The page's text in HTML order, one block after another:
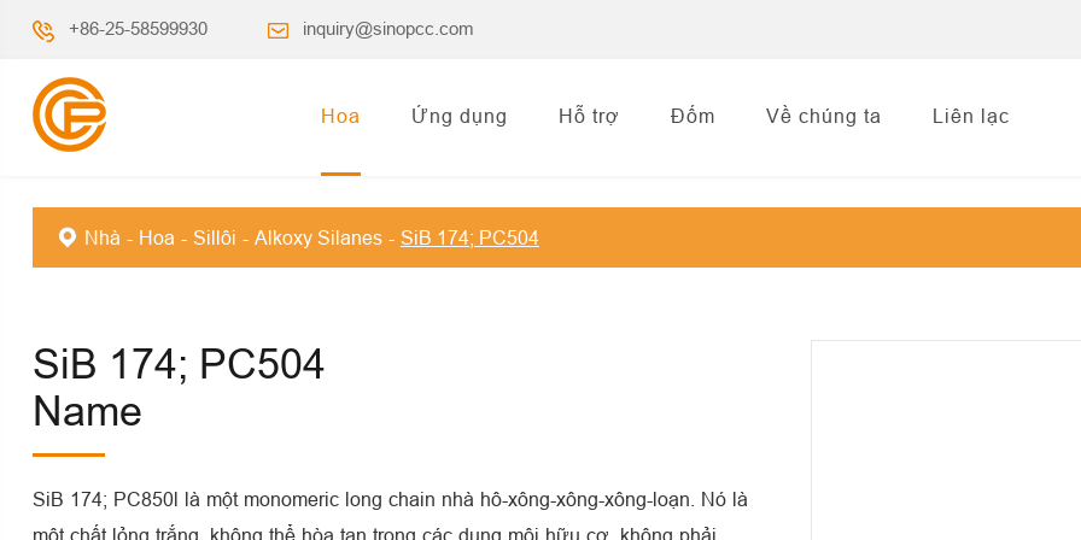
+86-25-58599930 inquiry@sinopcc.com
Hoa Ứng dụng Hỗ trợ Đốm Về chúng ta Liên lạc
Nhà Hoa Sillôi Alkoxy Silanes SiB 174; PC504
SiB 174; PC504
Name
SiB 174; PC850l là một monomeric long chain nhà hô-xông-xông-xông-loạn. Nó là
một chất lỏng trắng, không thể hòa tan trong các dung môi hữu cơ, không phải